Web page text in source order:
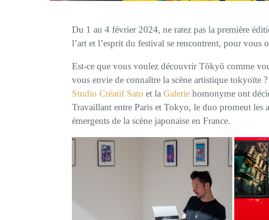
Du 1 au 4 février 2024, ne ratez pas la première
l’art et l’esprit du festival se rencontrent, pour vous
Est-ce que vous voulez découvrir Tōkyō comme
vous envie de connaître la scène artistique tokyoïte
Studio Créatif Sato et la Galerie homonyme ont
Travaillant entre Paris et Tokyo, le duo promeut les
émergents de la scène japonaise en France.